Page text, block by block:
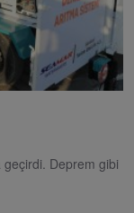
geçirdi. Deprem gibi